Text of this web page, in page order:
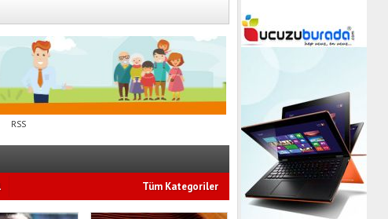
RSS
Tüm Kategoriler